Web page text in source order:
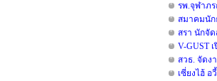
รพ.จุฬาภร
สมาคมนัก
สรา นักจั
V-GUST
สวธ. จัดง
เซี่ยงไฮ้ อ